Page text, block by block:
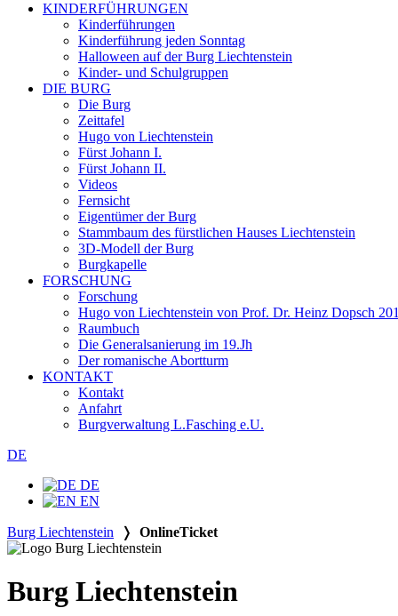
KINDERFÜHRUNGEN
Kinderführungen
Kinderführung jeden Sonntag
Halloween auf der Burg Liechtenstein
Kinder- und Schulgruppen
DIE BURG
Die Burg
Zeittafel
Hugo von Liechtenstein
Fürst Johann I.
Fürst Johann II.
Videos
Fernsicht
Eigentümer der Burg
Stammbaum des fürstlichen Hauses Liechtenstein
3D-Modell der Burg
Burgkapelle
FORSCHUNG
Forschung
Hugo von Liechtenstein von Prof. Dr. Heinz Dopsch
Raumbuch
Die Generalsanierung im 19.Jh
Der romanische Abortturm
KONTAKT
Kontakt
Anfahrt
Burgverwaltung L.Fasching e.U.
DE
DE
EN
Burg Liechtenstein ❭ OnlineTicket
Burg Liechtenstein